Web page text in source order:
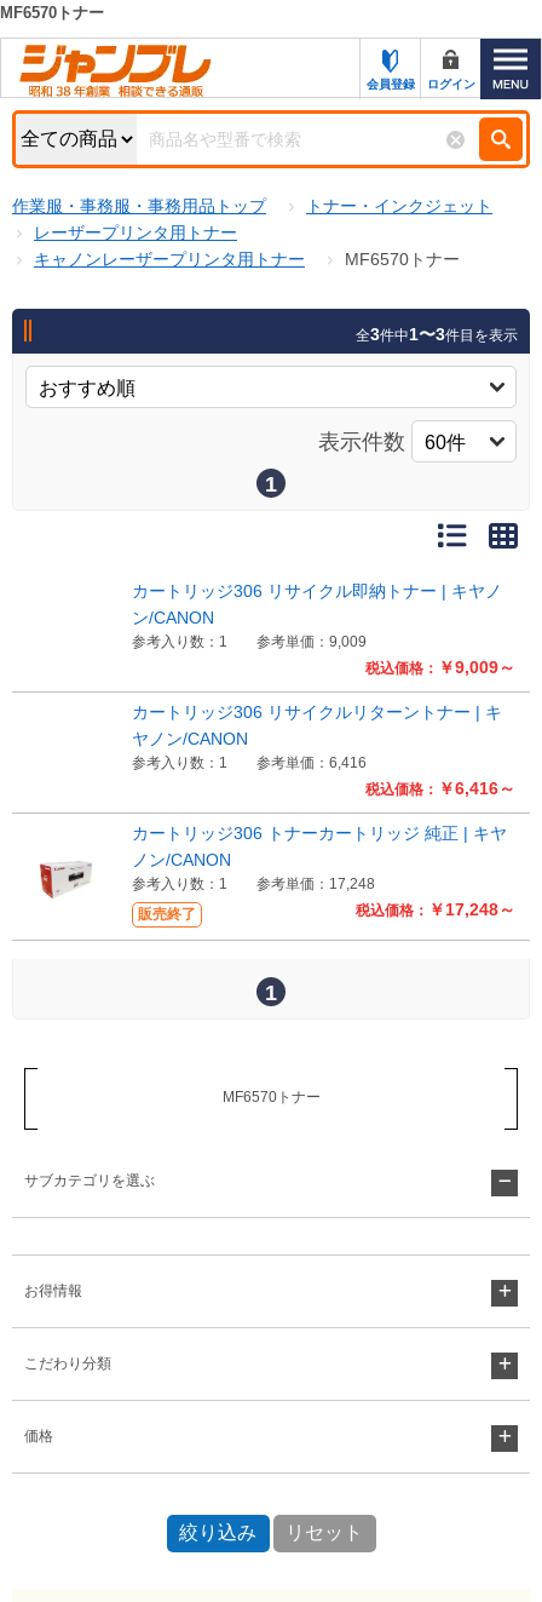
カテゴリー一覧
お知らせ
特集・キャンペーン一覧
初めての方へ
お問い合わせ
新規登録キャンペーン
メーカーカタログ一覧
カタログ請求（無料）
デジタルカタログ
キーワード検索
検索条件
商品カテゴリから選ぶ
商品ステータスで絞る
キャンペーン
販売価格(税抜き)で絞る
円から
円まで
MF6570トナー
会員登録 ログイン
作業服・事務服・事務用品トップ
トナー・インクジェット
レーザープリンタ用トナー
キャノンレーザープリンタ用トナー
MF6570トナー
全3件中1〜3件目を表示
表示件数
1
税込価格： ￥9,009～
カートリッジ306 リサイクル即納トナー | キヤノ
ン/CANON
参考入り数：1 参考単価：9,009
税込価格： ￥6,416～
カートリッジ306 リサイクルリターントナー | キ
ヤノン/CANON
参考入り数：1 参考単価：6,416
販売終了 税込価格： ￥17,248～
カートリッジ306 トナーカートリッジ 純正 | キヤ
ノン/CANON
参考入り数：1 参考単価：17,248
1
MF6570トナー
サブカテゴリを選ぶ
お得情報
こだわり分類
価格